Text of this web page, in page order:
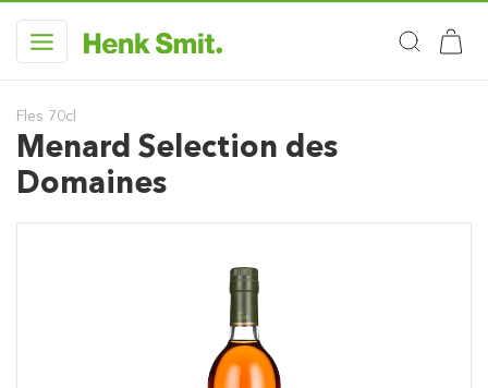
Fles 70cl
Menard Selection des
Domaines